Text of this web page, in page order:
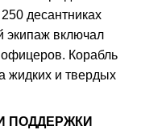
десантниках
экипаж включал
Корабль
жидких и твердых
ПОДДЕРЖКИ